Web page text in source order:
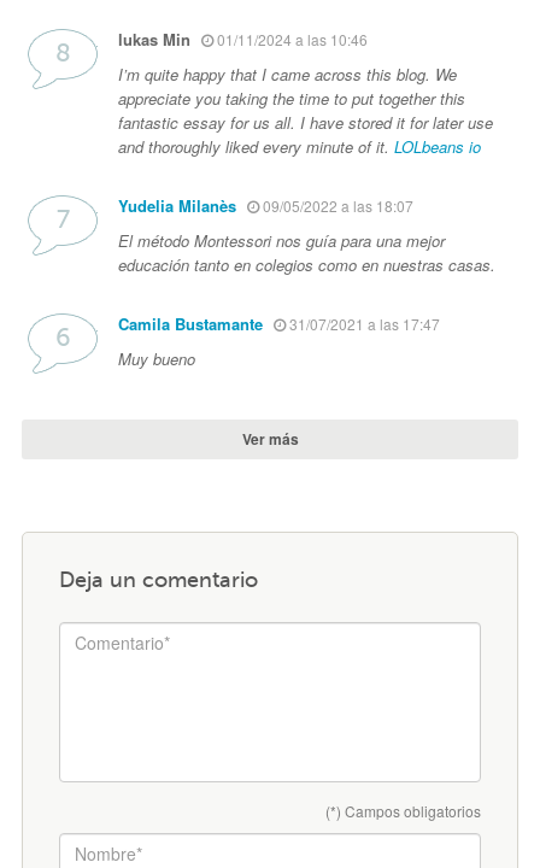
lukas Min 01/11/2024 a las 10:46
I’m quite happy that I came across this blog. We
appreciate you taking the time to put together this
fantastic essay for us all. I have stored it for later use
and thoroughly liked every minute of it. LOLbeans io
Yudelia Milanès 09/05/2022 a las 18:07
El método Montessori nos guía para una mejor
educación tanto en colegios como en nuestras casas.
Camila Bustamante 31/07/2021 a las 17:47
Muy bueno
Ver más
Deja un comentario
(*) Campos obligatorios